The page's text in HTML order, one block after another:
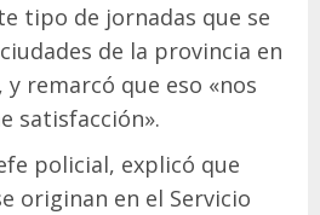
tipo de jornadas que se
de la provincia en
remarcó que eso «nos
satisfacción».
policial, explicó que
originan en el Servicio